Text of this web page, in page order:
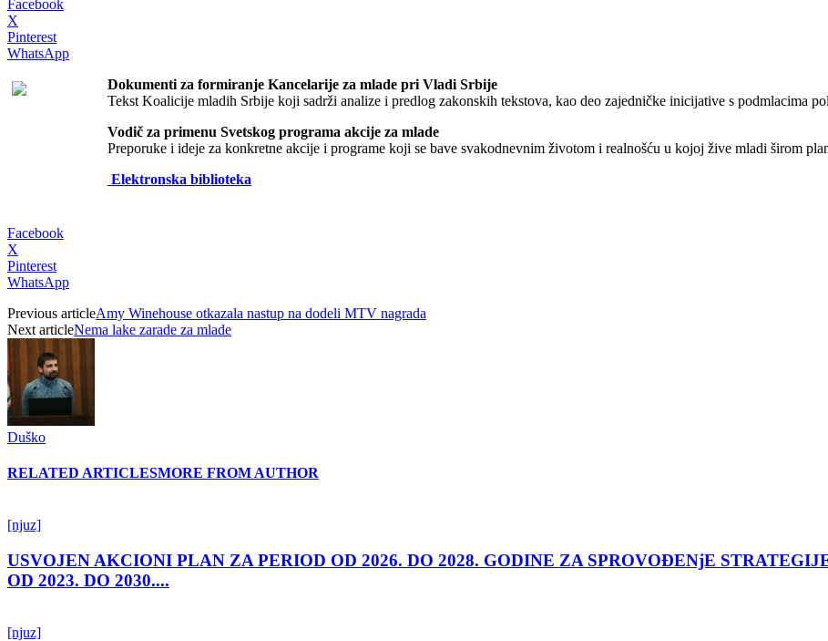
Facebook
X
Pinterest
WhatsApp
Dokumenti za formiranje Kancelarije za mlade pri Vladi Srbije
Tekst Koalicije mladih Srbije koji sadrži analize i predlog zakonskih tekstova, kao deo zajedničke inicijative s podmlacima
Vodič za primenu Svetskog programa akcije za mlade
Preporuke i ideje za konkretne akcije i programe koji se bave svakodnevnim životom i realnošću u kojoj žive mladi širom
Elektronska biblioteka
Facebook
X
Pinterest
WhatsApp
Previous articleAmy Winehouse otkazala nastup na dodeli MTV nagrada
Next articleNema lake zarade za mlade
Duško
RELATED ARTICLESMORE FROM AUTHOR
[njuz]
USVOJEN AKCIONI PLAN ZA PERIOD OD 2026. DO 2028. GODINE ZA SPROVOĐENjE
OD 2023. DO 2030....
[njuz]